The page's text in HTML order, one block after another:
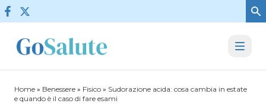
Vai al contenuto
Home » Benessere » Fisico » Sudorazione acida: cosa cambia in estate
e quando è il caso di fare esami